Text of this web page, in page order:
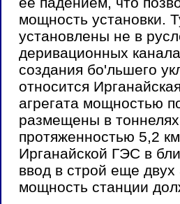
мощность установки.
установлены не в
деривационных
создания бо'льшего
относится
агрегата мощностью
размещены в
протяженностью 5,2
Ирганайской ГЭС в
ввод в строй еще двух
мощность станции